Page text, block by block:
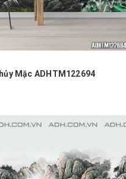
Mặc ADHTM122694